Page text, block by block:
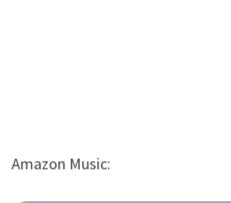
Amazon Music: